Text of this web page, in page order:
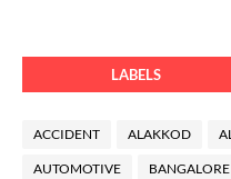
LABELS
ACCIDENT ALAKKOD
AUTOMOTIVE BANGALORE